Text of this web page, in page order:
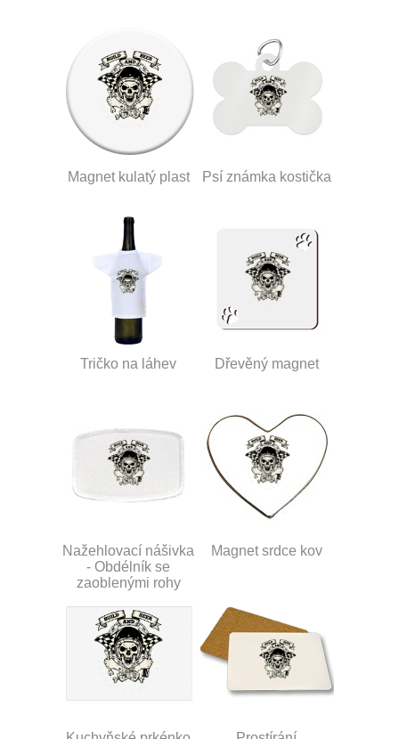
Magnet kulatý plast Psí známka kostička
Tričko na láhev Dřevěný magnet
Nažehlovací nášivka
- Obdélník se
zaoblenými rohy
Magnet srdce kov